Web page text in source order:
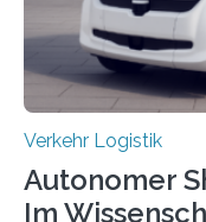
am realen Beispiel
Verkehr Logistik
Autonomer
Im